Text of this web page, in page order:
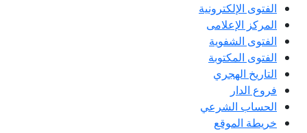
الفتوى الإلكترونية
المركز الإعلامى
الفتوى الشفوية
الفتوى المكتوبة
التاريخ الهجري
فروع الدار
الحساب الشرعي
خريطة الموقع